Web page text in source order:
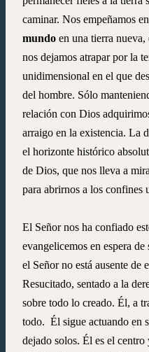
caminar. Nos empeñamos
mundo en una tierra
nos dejamos atrapar por la
unidimensional en el que
del hombre. Sólo
relación con Dios
arraigo en la existencia. La
el horizonte histórico
de Dios, que nos lleva a
para abrirnos a los confines
El Señor nos ha confiado
evangelicemos en espera
el Señor no está ausente de
Resucitado, sentado a la
sobre todo lo creado. Él, a
todo. Él sigue actuando en
dejado solos. Él es el